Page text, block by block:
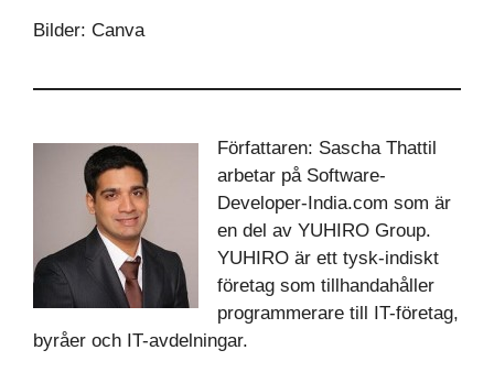
Bilder: Canva
Författaren: Sascha Thattil
arbetar på Software-
Developer-India.com som är
en del av YUHIRO Group.
YUHIRO är ett tysk-indiskt
företag som tillhandahåller
programmerare till IT-företag,
byråer och IT-avdelningar.